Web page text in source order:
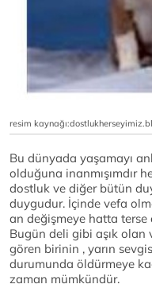
resim
Bu dünyada yaşamayı
olduğuna inanmışımdır
dostluk ve diğer bütün
duygudur. İçinde vefa
an değişmeye hatta
Bugün deli gibi aşık olan
gören birinin , yarın
durumunda öldürmeye
zaman mümkündür.